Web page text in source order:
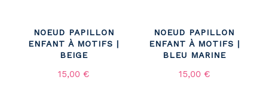
NOEUD PAPILLON
ENFANT À MOTIFS |
BEIGE
15,00 €
NOEUD PAPILLON
ENFANT À MOTIFS |
BLEU MARINE
15,00 €